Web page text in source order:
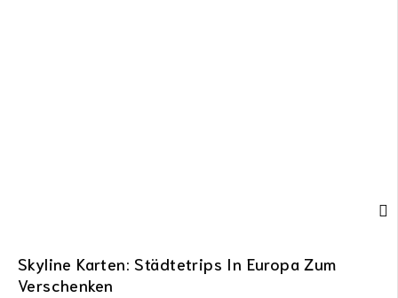
Skyline Karten: Städtetrips In Europa Zum
Verschenken